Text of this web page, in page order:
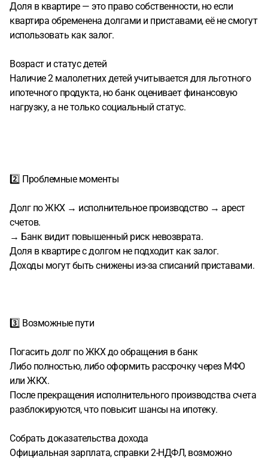
Доля в квартире — это право собственности, но если
квартира обременена долгами и приставами, её не смогут
использовать как залог.
Возраст и статус детей
Наличие 2 малолетних детей учитывается для льготного
ипотечного продукта, но банк оценивает финансовую
нагрузку, а не только социальный статус.
2️⃣ Проблемные моменты
Долг по ЖКХ → исполнительное производство → арест
счетов.
→ Банк видит повышенный риск невозврата.
Доля в квартире с долгом не подходит как залог.
Доходы могут быть снижены из-за списаний приставами.
3️⃣ Возможные пути
Погасить долг по ЖКХ до обращения в банк
Либо полностью, либо оформить рассрочку через МФО
или ЖКХ.
После прекращения исполнительного производства счета
разблокируются, что повысит шансы на ипотеку.
Собрать доказательства дохода
Официальная зарплата, справки 2-НДФЛ, возможно